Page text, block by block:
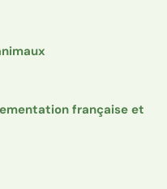
française et